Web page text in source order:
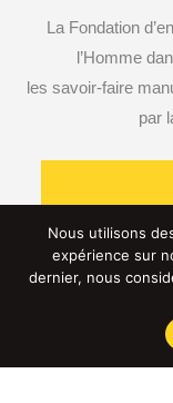
La Fondation
l’Homme
les savoir-faire
par
RETROUVEZ-NOUS
Nous utilisons
expérience sur
dernier, nous